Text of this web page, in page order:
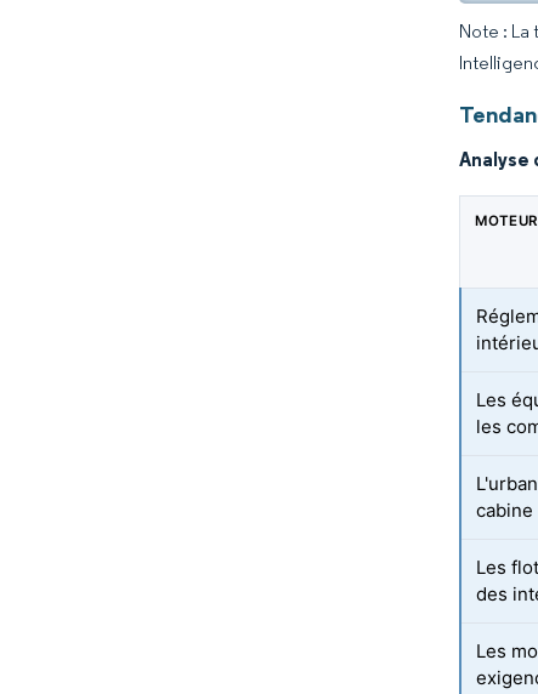
Note :
MOTEUR
Les
les
cabine
Les
des
Les